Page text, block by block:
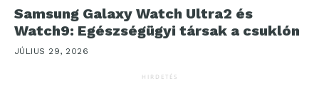
Samsung Galaxy Watch Ultra2 és
Watch9: Egészségügyi társak a csuklón
JÚLIUS 29, 2026
HIRDETÉS